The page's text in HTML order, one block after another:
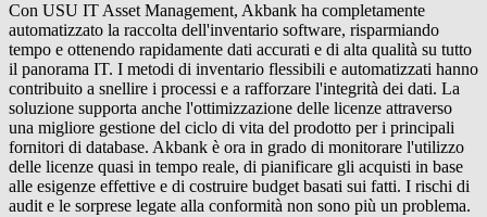
Con USU IT Asset Management, Akbank ha completamente
automatizzato la raccolta dell'inventario software, risparmiando
tempo e ottenendo rapidamente dati accurati e di alta qualità su tutto
il panorama IT. I metodi di inventario flessibili e automatizzati hanno
contribuito a snellire i processi e a rafforzare l'integrità dei dati. La
soluzione supporta anche l'ottimizzazione delle licenze attraverso
una migliore gestione del ciclo di vita del prodotto per i principali
fornitori di database. Akbank è ora in grado di monitorare l'utilizzo
delle licenze quasi in tempo reale, di pianificare gli acquisti in base
alle esigenze effettive e di costruire budget basati sui fatti. I rischi di
audit e le sorprese legate alla conformità non sono più un problema.